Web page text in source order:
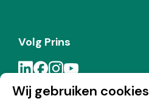
Wij gebruiken cookies
Volg Prins